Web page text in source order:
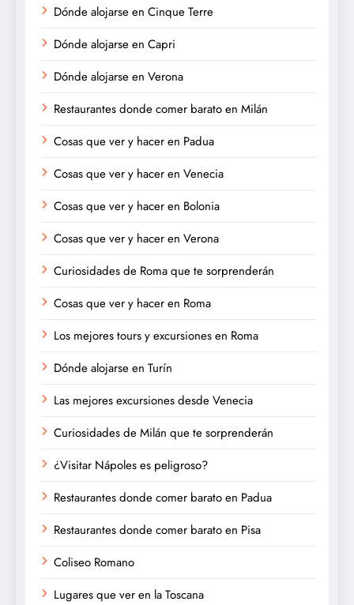
Dónde alojarse en Cinque Terre
Dónde alojarse en Capri
Dónde alojarse en Verona
Restaurantes donde comer barato en Milán
Cosas que ver y hacer en Padua
Cosas que ver y hacer en Venecia
Cosas que ver y hacer en Bolonia
Cosas que ver y hacer en Verona
Curiosidades de Roma que te sorprenderán
Cosas que ver y hacer en Roma
Los mejores tours y excursiones en Roma
Dónde alojarse en Turín
Las mejores excursiones desde Venecia
Curiosidades de Milán que te sorprenderán
¿Visitar Nápoles es peligroso?
Restaurantes donde comer barato en Padua
Restaurantes donde comer barato en Pisa
Coliseo Romano
Lugares que ver en la Toscana